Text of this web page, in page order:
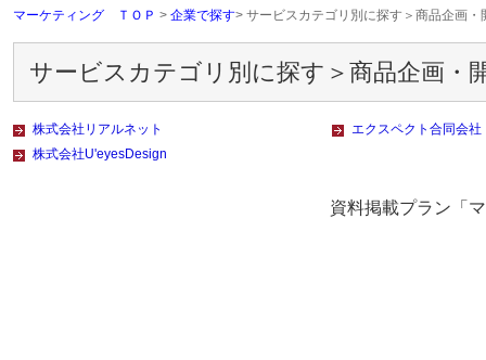
マーケティング ＴＯＰ > 企業で探す> サービスカテゴリ別に探す＞商品企画・
サービスカテゴリ別に探す＞商品企画・
株式会社リアルネット
エクスペクト合同会社
株式会社U'eyesDesign
資料掲載プラン「